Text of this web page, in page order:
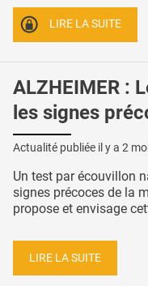
LIRE LA SUITE
ALZHEIMER :
les signes
Actualité publiée il y a 2
Un test par écouvillon
signes précoces de la
propose et envisage
LIRE LA SUITE